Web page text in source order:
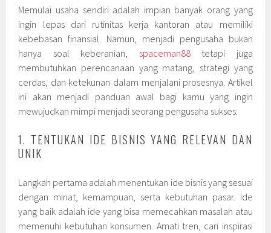
Memulai usaha sendiri adalah impian banyak orang yang
ingin lepas dari rutinitas kerja kantoran atau memiliki
kebebasan finansial. Namun, menjadi pengusaha bukan
hanya soal keberanian, spaceman88tetapi juga
membutuhkan perencanaan yang matang, strategi yang
cerdas, dan ketekunan dalam menjalani prosesnya. Artikel
ini akan menjadi panduan awal bagi kamu yang ingin
mewujudkan mimpi menjadi seorang pengusaha sukses.
1. TENTUKAN IDE BISNIS YANG RELEVAN DAN
UNIK
Langkah pertama adalah menentukan ide bisnis yang sesuai
dengan minat, kemampuan, serta kebutuhan pasar. Ide
yang baik adalah ide yang bisa memecahkan masalah atau
memenuhi kebutuhan konsumen. Amati tren, cari inspirasi